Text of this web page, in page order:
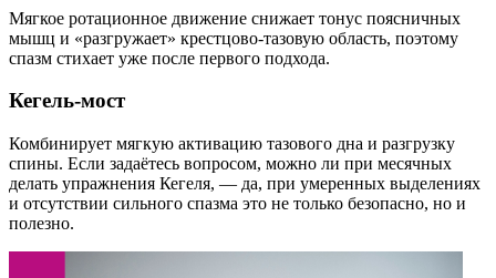
Мягкое ротационное движение снижает тонус поясничных
мышц и «разгружает» крестцово-тазовую область, поэтому
спазм стихает уже после первого подхода.
Кегель-мост
Комбинирует мягкую активацию тазового дна и разгрузку
спины. Если задаётесь вопросом, можно ли при месячных
делать упражнения Кегеля, — да, при умеренных выделениях
и отсутствии сильного спазма это не только безопасно, но и
полезно.